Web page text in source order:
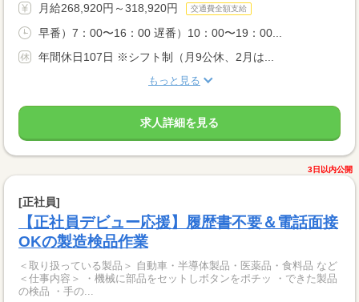
月給268,920円～318,920円 交通費全額支給
早番）7：00〜16：00 遅番）10：00〜19：00...
年間休日107日 ※シフト制（月9公休、2月は...
もっと見る
求人詳細を見る
3日以内公開
[正社員]
【正社員デビュー応援】履歴書不要＆電話面接
OKの製造検品作業
＜取り扱っている製品＞ 自動車・半導体製品・医薬品・食料品 など
＜仕事内容＞ ・機械に部品をセットしボタンをポチッ ・できた製品
の検品 ・手の...